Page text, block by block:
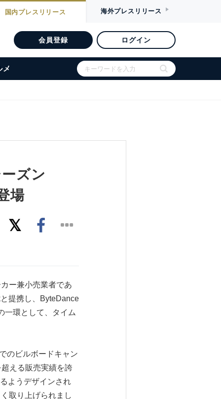
国内プレスリリース 海外プレスリリース
会員登録 ログイン
メ
ズン
場
ー兼小売業者であ
提携し、ByteDance
一環として、タイム
のビルボードキャン
える販売実績を誇
ようデザインされ
取り上げられまし